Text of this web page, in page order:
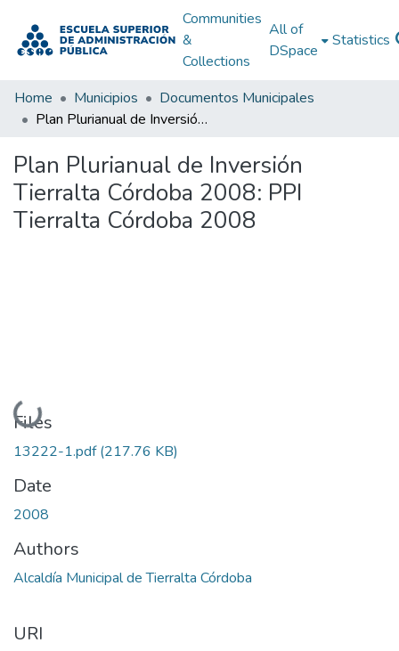
Communities
&
Collections
All of
DSpace
Statistics
Home Municipios
Documentos Municipales
Plan Plurianual de Inversión Tierralta Córdoba 2008: PPI Tierralta Córdoba 2008
Plan Plurianual de Inversión
Tierralta Córdoba 2008: PPI
Tierralta Córdoba 2008
Loading...
Files
13222-1.pdf(217.76 KB)
Date
2008
Authors
Alcaldía Municipal de Tierralta Córdoba
URI